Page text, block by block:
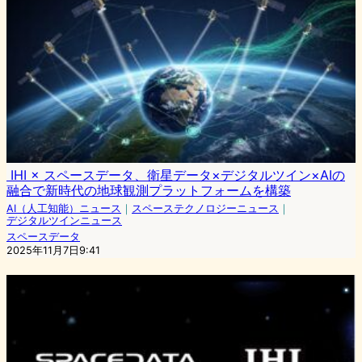
IHI × スペースデータ、衛星データ×デジタルツイン×AIの
融合で新時代の地球観測プラットフォームを構築
AI（人工知能）ニュース ｜ スペーステクノロジーニュース ｜
デジタルツインニュース
スペースデータ
2025年11月7日9:41